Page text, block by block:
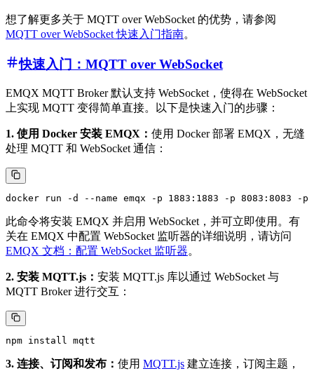
想了解更多关于 MQTT over WebSocket 的优势，请参阅
MQTT over WebSocket 快速入门指南。
快速入门：MQTT over WebSocket
EMQX MQTT Broker 默认支持 WebSocket，使得在 WebSocket
上实现 MQTT 变得简单直接。以下是快速入门的步骤：
1. 使用 Docker 安装 EMQX： 使用 Docker 部署 EMQX，无缝
处理 MQTT 和 WebSocket 通信：
此命令将安装 EMQX 并启用 WebSocket，并可立即使用。有
关在 EMQX 中配置 WebSocket 监听器的详细说明，请访问
EMQX 文档：配置 WebSocket 监听器。
2. 安装 MQTT.js： 安装 MQTT.js 库以通过 WebSocket 与
MQTT Broker 进行交互：
3. 连接、订阅和发布： 使用 MQTT.js 建立连接，订阅主题，